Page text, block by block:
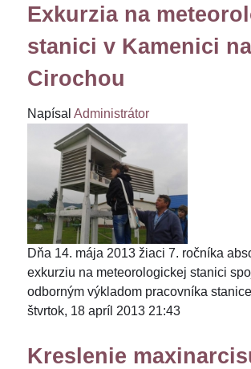
Exkurzia na
stanici v Kamenici
Cirochou
Napísal Administrátor
Dňa 14. mája 2013 žiaci 7. ročníka
exkurziu na meteorologickej stanici
odborným výkladom pracovníka
štvrtok, 18 apríl 2013 21:43
Kreslenie